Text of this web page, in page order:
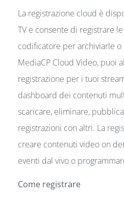
La registrazione cloud è
TV e consente di registrare
codificatore per archiviarle
MediaCP Cloud Video, puoi
registrazione per i tuoi
dashboard dei contenuti
scaricare, eliminare,
registrazioni con altri. La
creare contenuti video on
eventi dal vivo o
Come registrare